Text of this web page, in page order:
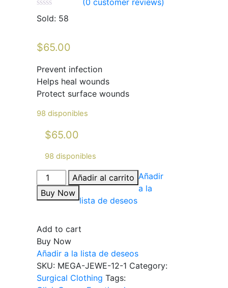
Sold: 58
$65.00
Prevent infection
Helps heal wounds
Protect surface wounds
98 disponibles
$65.00
98 disponibles
Añadir al carrito
Buy Now
Añadir
a la
lista de deseos
Add to cart
Buy Now
Añadir a la lista de deseos
SKU: MEGA-JEWE-12-1 Category:
Surgical Clothing Tags: